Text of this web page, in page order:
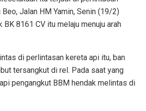
Jalan HM Yamin, Senin (19/2)
BK 8161 CV itu melaju menuju arah
di perlintasan kereta api itu, ban
tersangkut di rel. Pada saat yang
pengangkut BBM hendak melintas di